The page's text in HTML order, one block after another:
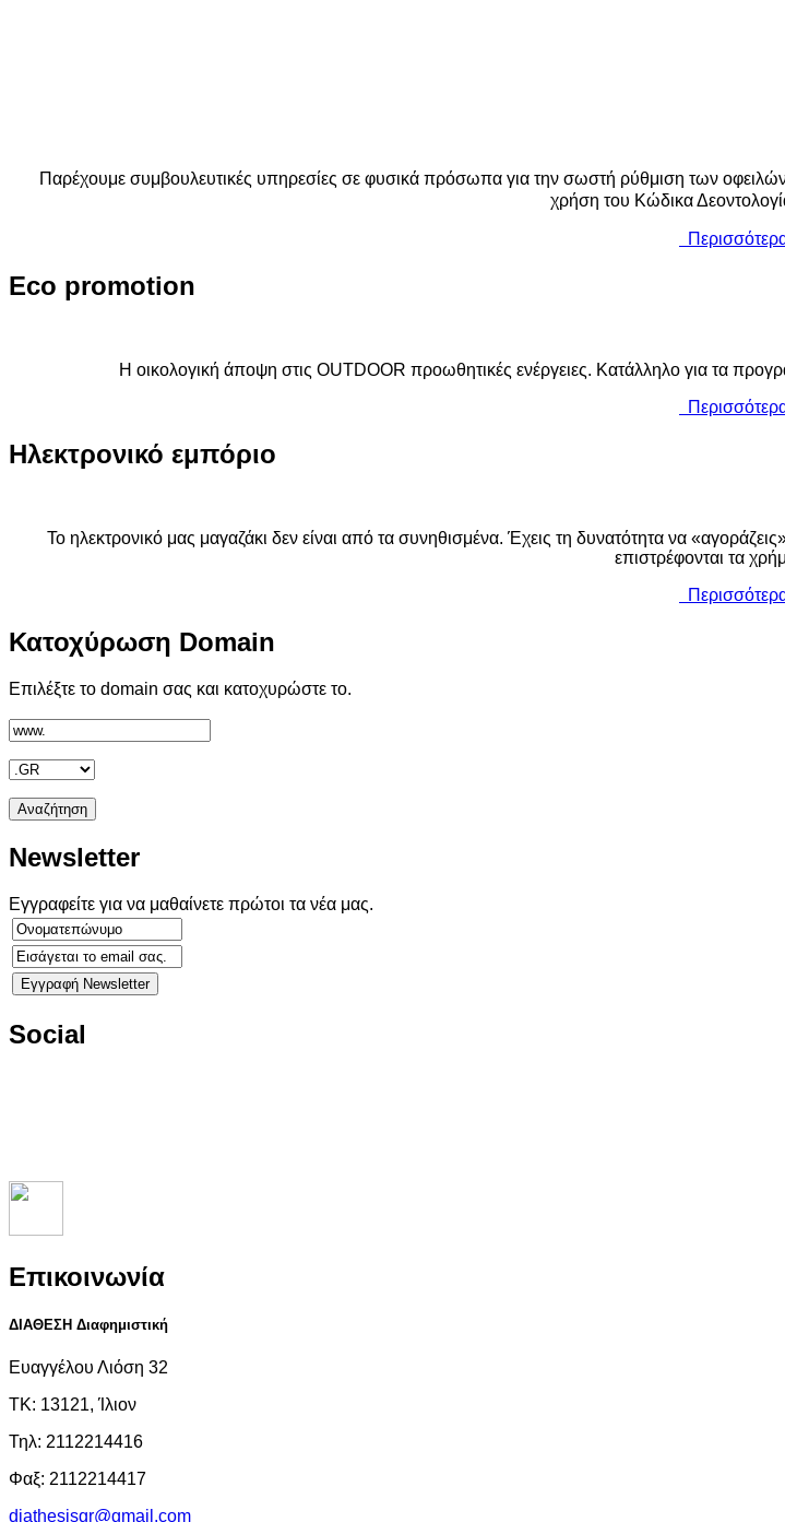
Παρέχουμε συμβουλευτικές υπηρεσίες σε φυσικά πρόσωπα για την σωστή ρύθμιση των
χρήση του Κώδικα
Eco promotion
Η οικολογική άποψη στις OUTDOOR προωθητικές ενέργειες. Κατάλληλο για τα
Ηλεκτρονικό εμπόριο
Το ηλεκτρονικό μας μαγαζάκι δεν είναι από τα συνηθισμένα. Έχεις τη δυνατότητα να
επιστρέφονται τα
Κατοχύρωση Domain
Επιλέξτε το domain σας και κατοχυρώστε το.
Newsletter
Εγγραφείτε για να μαθαίνετε πρώτοι τα νέα μας.
Social
Επικοινωνία
ΔΙΑΘΕΣΗ Διαφημιστική
Ευαγγέλου Λιόση 32
ΤΚ: 13121, Ίλιον
Τηλ: 2112214416
Φαξ: 2112214417
diathesisgr@gmail.com